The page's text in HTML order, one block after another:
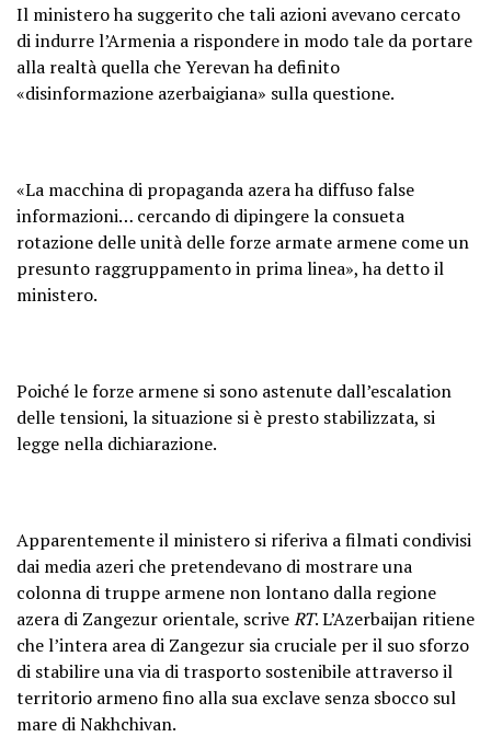
Il ministero ha suggerito che tali azioni avevano cercato
di indurre l’Armenia a rispondere in modo tale da portare
alla realtà quella che Yerevan ha definito
«disinformazione azerbaigiana» sulla questione.
«La macchina di propaganda azera ha diffuso false
informazioni… cercando di dipingere la consueta
rotazione delle unità delle forze armate armene come un
presunto raggruppamento in prima linea», ha detto il
ministero.
Poiché le forze armene si sono astenute dall’escalation
delle tensioni, la situazione si è presto stabilizzata, si
legge nella dichiarazione.
Apparentemente il ministero si riferiva a filmati condivisi
dai media azeri che pretendevano di mostrare una
colonna di truppe armene non lontano dalla regione
azera di Zangezur orientale, scriveRT. L’Azerbaijan ritiene
che l’intera area di Zangezur sia cruciale per il suo sforzo
di stabilire una via di trasporto sostenibile attraverso il
territorio armeno fino alla sua exclave senza sbocco sul
mare di Nakhchivan.